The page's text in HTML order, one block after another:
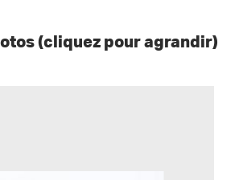
(cliquez pour agrandir)